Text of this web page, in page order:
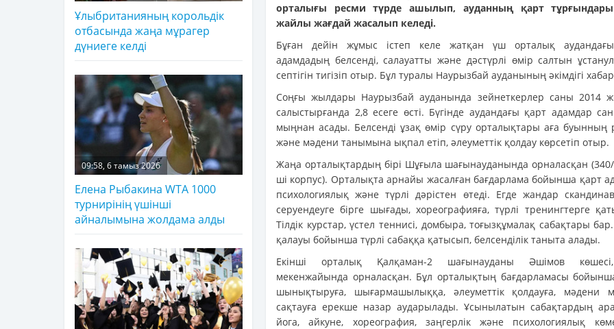
орталығы ресми түрде ашылып, ауданның қарт
жайлы жағдай жасалып келеді.
Бұған дейін жұмыс істеп келе жатқан үш орталық
адамдадың белсенді, салауатты және дәстүрлі өмір салтын
септігін тигізіп отыр. Бұл туралы Наурызбай ауданының әкімдігі
Соңғы жылдары Наурызбай ауданында зейнеткерлер саны 2014
салыстырғанда 2,8 есеге өсті. Бүгінде аудандағы қарт адамдар
мыңнан асады. Белсенді ұзақ өмір сүру орталықтары аға буынның
және мәдени танымына ықпал етіп, әлеуметтік қолдау көрсетіп отыр.
Жаңа орталықтардың бірі Шұғыла шағынауданында орналасқан
ші корпус). Орталықта арнайы жасалған бағдарлама бойынша қарт
психологиялық және түрлі дәрістен өтеді. Егде жандар
серуендеуге бірге шығады, хореографияға, түрлі тренингтерге
Тілдік курстар, үстел теннисі, домбыра, тоғызқұмалақ сабақтары
қалауы бойынша түрлі сабаққа қатысып, белсенділік таныта алады.
Екінші орталық Қалқаман-2 шағынауданы Әшімов
мекенжайында орналасқан. Бұл орталықтың бағдарламасы
шынықтыруға, шығармашылыққа, әлеуметтік қолдауға, мәдени
сақтауға ерекше назар аударылады. Ұсынылатын сабақтардың
йога, айкуне, хореография, заңгерлік және психологиялық
Ұлыбританияның корольдік
отбасында жаңа мұрагер
дүниеге келді
09:58, 6 тамыз 2026
Елена Рыбакина WTA 1000
турнирінің үшінші
айналымына жолдама алды